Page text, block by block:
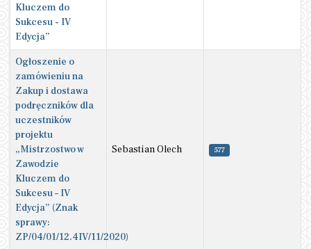
Kluczem do
Sukcesu - IV
Edycja”
Ogłoszenie o
zamówieniu na
Zakup i dostawa
podręczników dla
uczestników
projektu
„Mistrzostwo w
Zawodzie
Kluczem do
Sukcesu – IV
Edycja” (Znak
sprawy:
ZP/04/01/12.4IV/11/2020)
Sebastian Olech 577